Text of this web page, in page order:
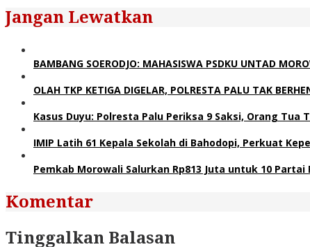
Jangan Lewatkan
BAMBANG SOERODJO: MAHASISWA PSDKU UNTAD
OLAH TKP KETIGA DIGELAR, POLRESTA PALU TAK
Kasus Duyu: Polresta Palu Periksa 9 Saksi, Orang
IMIP Latih 61 Kepala Sekolah di Bahodopi, Perkuat
Pemkab Morowali Salurkan Rp813 Juta untuk 10
Komentar
Tinggalkan Balasan